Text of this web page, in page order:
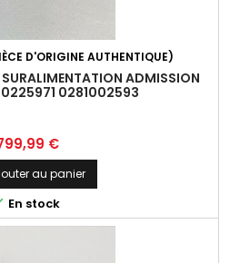
D'ORIGINE AUTHENTIQUE)
SURALIMENTATION ADMISSION
0281002593
€
au panier
En stock